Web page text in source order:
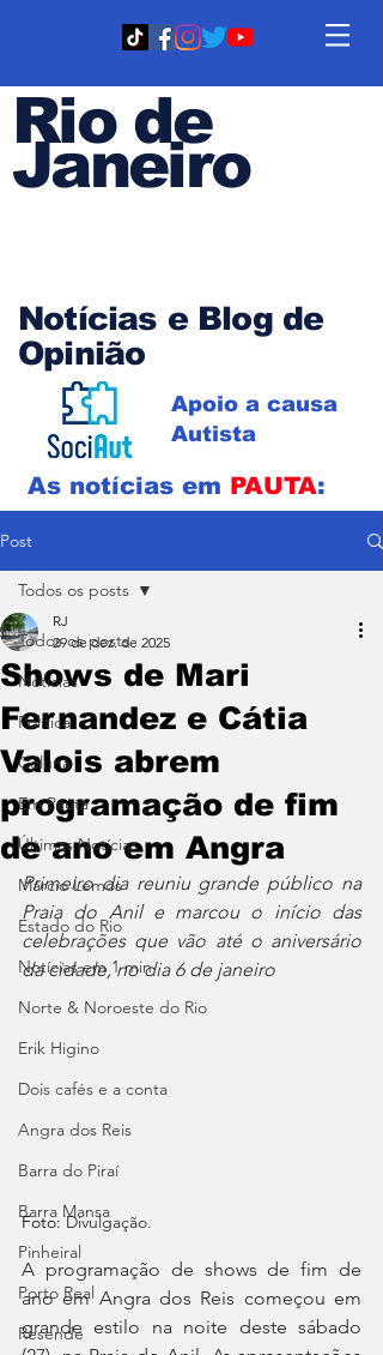
Rio de
Janeiro
Notícias e Blog de
Opinião
Apoio a causa
Autista
As notícias em PAUTA:
Post
Todos os posts
Notícias
Política
Coluna
Em Pauta
Últimas Notícias
Márcio Lemos
Estado do Rio
Notícias em 1 min
Norte & Noroeste do Rio
Erik Higino
Dois cafés e a conta
Angra dos Reis
Barra do Piraí
Barra Mansa
Pinheiral
Porto Real
Resende
Todos os posts
Shows de Mari
Fernandez e Cátia
Valois abrem
programação de fim
de ano em Angra
RJ
29 de dez. de 2025
Primeiro dia reuniu grande público na
Praia do Anil e marcou o início das
celebrações que vão até o aniversário
da cidade, no dia 6 de janeiro
Foto: Divulgação.
A programação de shows de fim de
ano em Angra dos Reis começou em
grande estilo na noite deste sábado